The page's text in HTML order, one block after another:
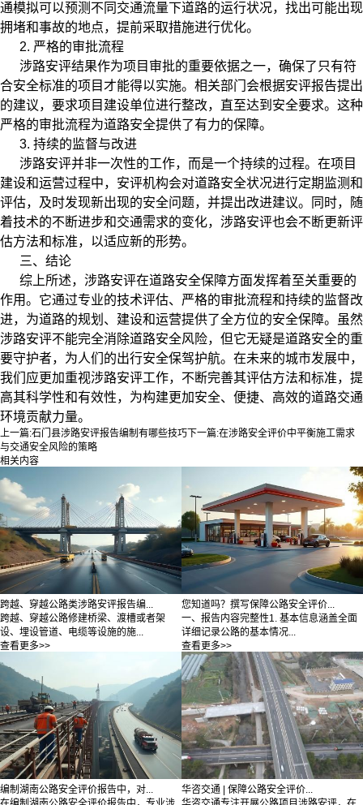
通模拟可以预测不同交通流量下道路的运行状况，找出可能出现
拥堵和事故的地点，提前采取措施进行优化。
2. 严格的审批流程
涉路安评结果作为项目审批的重要依据之一，确保了只有符
合安全标准的项目才能得以实施。相关部门会根据安评报告提出
的建议，要求项目建设单位进行整改，直至达到安全要求。这种
严格的审批流程为道路安全提供了有力的保障。
3. 持续的监督与改进
涉路安评并非一次性的工作，而是一个持续的过程。在项目
建设和运营过程中，安评机构会对道路安全状况进行定期监测和
评估，及时发现新出现的安全问题，并提出改进建议。同时，随
着技术的不断进步和交通需求的变化，涉路安评也会不断更新评
估方法和标准，以适应新的形势。
三、结论
综上所述，涉路安评在道路安全保障方面发挥着至关重要的
作用。它通过专业的技术评估、严格的审批流程和持续的监督改
进，为道路的规划、建设和运营提供了全方位的安全保障。虽然
涉路安评不能完全消除道路安全风险，但它无疑是道路安全的重
要守护者，为人们的出行安全保驾护航。在未来的城市发展中，
我们应更加重视涉路安评工作，不断完善其评估方法和标准，提
高其科学性和有效性，为构建更加安全、便捷、高效的道路交通
环境贡献力量。
上一篇:石门县涉路安评报告编制有哪些技巧 下一篇:在涉路安全评价中平衡施工需求
与交通安全风险的策略
相关内容
跨越、穿越公路类涉路安评报告编...
跨越、穿越公路修建桥梁、渡槽或者架
设、埋设管道、电缆等设施的施...
查看更多>>
您知道吗？撰写保障公路安全评价...
一、报告内容完整性1. 基本信息涵盖全面
详细记录公路的基本情况...
查看更多>>
编制湖南公路安全评价报告中，对...
华咨交通 | 保障公路安全评价...